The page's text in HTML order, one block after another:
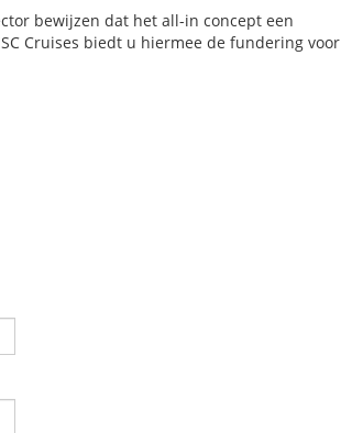
bewijzen dat het all-in concept een
Cruises biedt u hiermee de fundering voor